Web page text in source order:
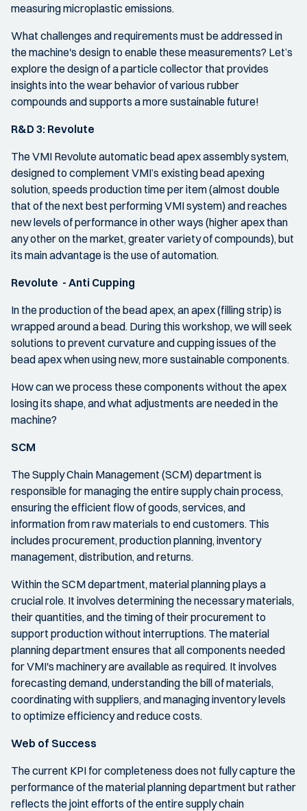
measuring microplastic emissions.
What challenges and requirements must be addressed in
the machine's design to enable these measurements? Let’s
explore the design of a particle collector that provides
insights into the wear behavior of various rubber
compounds and supports a more sustainable future!
R&D 3: Revolute
The VMI Revolute automatic bead apex assembly system,
designed to complement VMI’s existing bead apexing
solution, speeds production time per item (almost double
that of the next best performing VMI system) and reaches
new levels of performance in other ways (higher apex than
any other on the market, greater variety of compounds), but
its main advantage is the use of automation.
Revolute - Anti Cupping
In the production of the bead apex, an apex (filling strip) is
wrapped around a bead. During this workshop, we will seek
solutions to prevent curvature and cupping issues of the
bead apex when using new, more sustainable components.
How can we process these components without the apex
losing its shape, and what adjustments are needed in the
machine?
SCM
The Supply Chain Management (SCM) department is
responsible for managing the entire supply chain process,
ensuring the efficient flow of goods, services, and
information from raw materials to end customers. This
includes procurement, production planning, inventory
management, distribution, and returns.
Within the SCM department, material planning plays a
crucial role. It involves determining the necessary materials,
their quantities, and the timing of their procurement to
support production without interruptions. The material
planning department ensures that all components needed
for VMI's machinery are available as required. It involves
forecasting demand, understanding the bill of materials,
coordinating with suppliers, and managing inventory levels
to optimize efficiency and reduce costs.
Web of Success
The current KPI for completeness does not fully capture the
performance of the material planning department but rather
reflects the joint efforts of the entire supply chain